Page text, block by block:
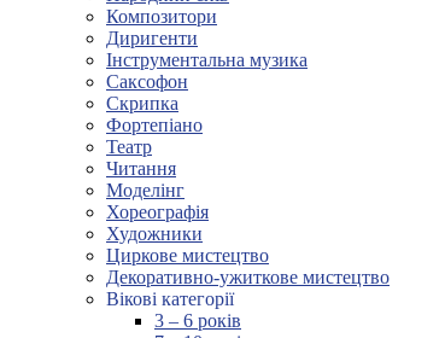
Композитори
Диригенти
Інструментальна музика
Саксофон
Скрипка
Фортепіано
Театр
Читання
Моделінг
Хореографія
Художники
Циркове мистецтво
Декоративно-ужиткове мистецтво
Вікові категорії
3 – 6 років